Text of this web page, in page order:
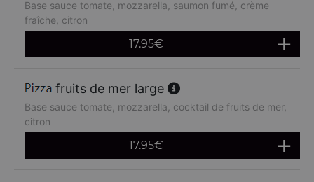
Base sauce tomate, mozzarella, saumon fumé, crème
fraîche, citron
17.95€
fruits de mer large
Base sauce tomate, mozzarella, cocktail de fruits de mer,
citron
17.95€